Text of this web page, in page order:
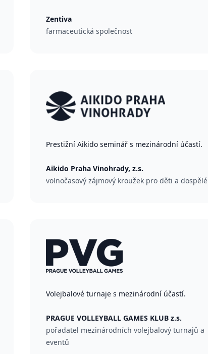
Zentiva
farmaceutická společnost
Prestižní Aikido seminář s mezinárodní účastí.
Aikido Praha Vinohrady, z.s.
volnočasový zájmový kroužek pro děti a dospělé
Volejbalové turnaje s mezinárodní účastí.
PRAGUE VOLLEYBALL GAMES KLUB z.s.
pořadatel mezinárodních volejbalový turnajů a
eventů